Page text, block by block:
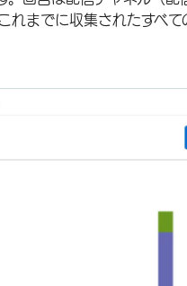
れまでに収集されたすべて